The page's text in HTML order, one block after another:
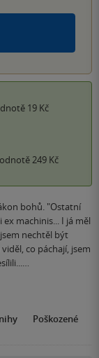
19 Kč
249 Kč
bohů. "Ostatní
machinis... I já měl
nechtěl být
co páchají, jsem
Poškozené